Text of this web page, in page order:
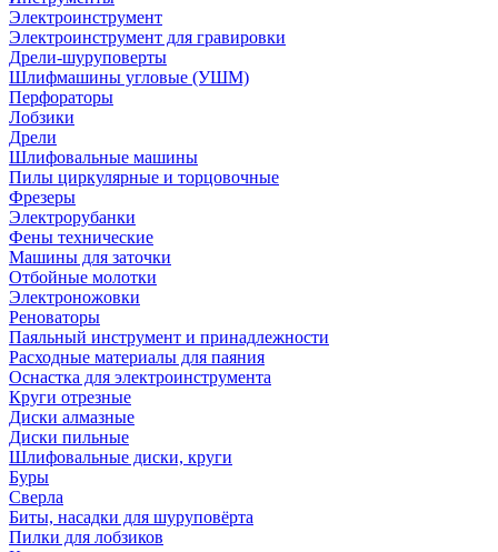
Электроинструмент
Электроинструмент для гравировки
Дрели-шуруповерты
Шлифмашины угловые (УШМ)
Перфораторы
Лобзики
Дрели
Шлифовальные машины
Пилы циркулярные и торцовочные
Фрезеры
Электрорубанки
Фены технические
Машины для заточки
Отбойные молотки
Электроножовки
Реноваторы
Паяльный инструмент и принадлежности
Расходные материалы для паяния
Оснастка для электроинструмента
Круги отрезные
Диски алмазные
Диски пильные
Шлифовальные диски, круги
Буры
Сверла
Биты, насадки для шуруповёрта
Пилки для лобзиков